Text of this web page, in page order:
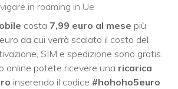
in roaming in Ue
costa 7,99 euro al mese più
da cui verrà scalato il costo del
SIM e spedizione sono gratis.
online potete ricevere una ricarica
inserendo il codice #hohoho5euro